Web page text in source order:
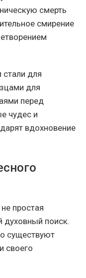
смерть
смирение
стали для
для
перед
чудес и
вдохновение
простая
духовный поиск.
существуют
своего